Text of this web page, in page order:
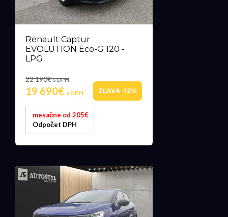
Renault Captur
EVOLUTION Eco-G 120 -
LPG
22 190€s DPH
19 690€ s DPH ZĽAVA -12%
mesačne od 205€
Odpočet DPH